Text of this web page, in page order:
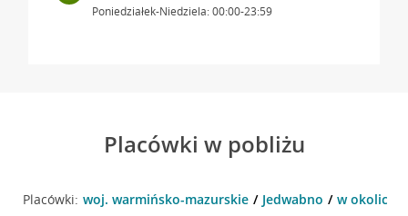
Poniedziałek-Niedziela: 00:00-23:59
Placówki w pobliżu
Placówki: woj. warmińsko-mazurskie Jedwabno w okolicy